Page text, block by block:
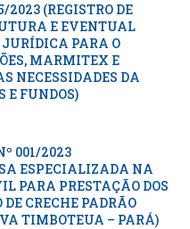
2023 (REGISTRO DE
E EVENTUAL
JURÍDICA PARA O
MARMITEX E
NECESSIDADES DA
E FUNDOS)
001/2023
ESPECIALIZADA NA
PARA PRESTAÇÃO DOS
CRECHE PADRÃO
TIMBOTEUA – PARÁ)